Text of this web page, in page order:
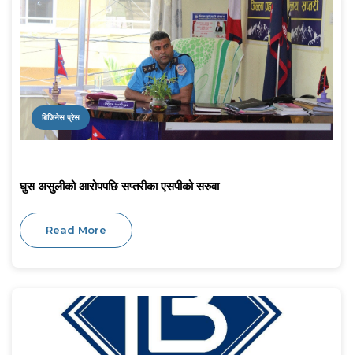
बिजिनेस प्रेस
घुस असुलीको आरोपपछि सप्तरीका एसपीको सरुवा
Read More